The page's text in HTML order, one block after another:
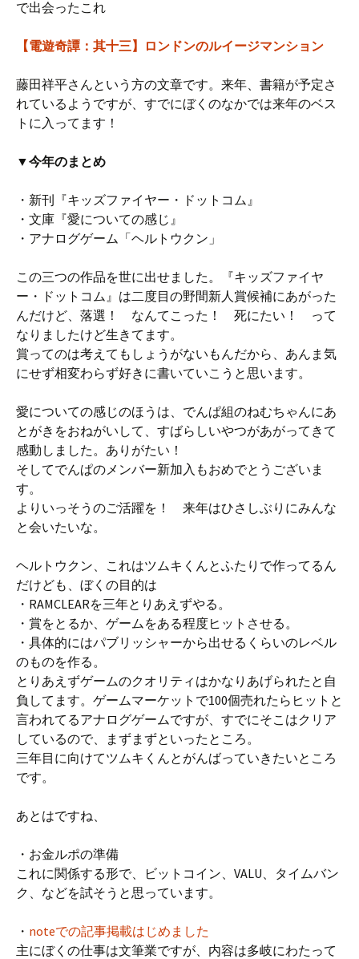
で出会ったこれ
【電遊奇譚：其十三】ロンドンのルイージマンション
藤田祥平さんという方の文章です。来年、書籍が予定さ
れているようですが、すでにぼくのなかでは来年のベス
トに入ってます！
▼今年のまとめ
・新刊『キッズファイヤー・ドットコム』
・文庫『愛についての感じ』
・アナログゲーム「ヘルトウクン」
この三つの作品を世に出せました。『キッズファイヤ
ー・ドットコム』は二度目の野間新人賞候補にあがった
んだけど、落選！ なんてこった！ 死にたい！ って
なりましたけど生きてます。
賞ってのは考えてもしょうがないもんだから、あんま気
にせず相変わらず好きに書いていこうと思います。
愛についての感じのほうは、でんぱ組のねむちゃんにあ
とがきをおねがいして、すばらしいやつがあがってきて
感動しました。ありがたい！
そしてでんぱのメンバー新加入もおめでとうございま
す。
よりいっそうのご活躍を！ 来年はひさしぶりにみんな
と会いたいな。
ヘルトウクン、これはツムキくんとふたりで作ってるん
だけども、ぼくの目的は
・RAMCLEARを三年とりあえずやる。
・賞をとるか、ゲームをある程度ヒットさせる。
・具体的にはパブリッシャーから出せるくらいのレベル
のものを作る。
とりあえずゲームのクオリティはかなりあげられたと自
負してます。ゲームマーケットで100個売れたらヒットと
言われてるアナログゲームですが、すでにそこはクリア
しているので、まずまずといったところ。
三年目に向けてツムキくんとがんばっていきたいところ
です。
あとはですね、
・お金ルポの準備
これに関係する形で、ビットコイン、VALU、タイムバン
ク、などを試そうと思っています。
・ noteでの記事掲載はじめました
主にぼくの仕事は文筆業ですが、内容は多岐にわたって